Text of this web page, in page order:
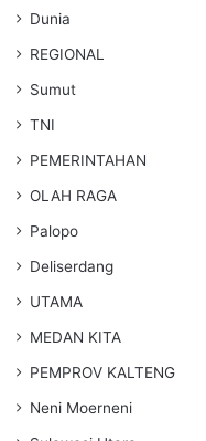
Dunia
REGIONAL
Sumut
TNI
PEMERINTAHAN
OLAH RAGA
Palopo
Deliserdang
UTAMA
MEDAN KITA
PEMPROV KALTENG
Neni Moerneni